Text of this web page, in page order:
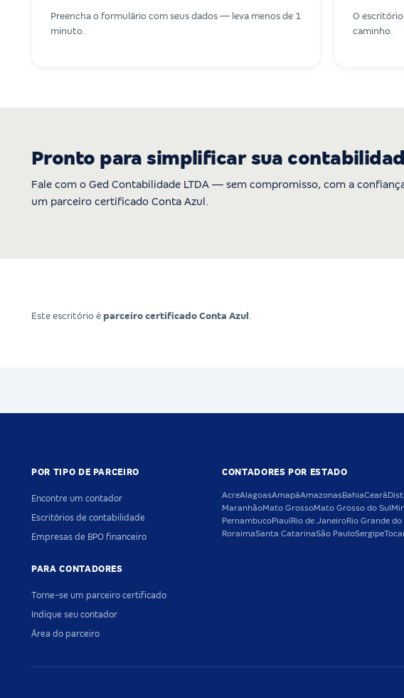
Preencha o formulário com seus dados — leva menos de 1
minuto.
O
caminho.
Pronto para simplificar sua
Fale com o Ged Contabilidade LTDA — sem compromisso, com a
um parceiro certificado Conta Azul.
Este escritório é parceiro certificado Conta Azul .
POR TIPO DE PARCEIRO
Encontre um contador
Escritórios de contabilidade
Empresas de BPO financeiro
PARA CONTADORES
Torne-se um parceiro certificado
Indique seu contador
Área do parceiro
CONTADORES POR ESTADO
AcreAlagoasAmapáAmazonasBahiaCeará
MaranhãoMato GrossoMato Grosso do Sul
PernambucoPiauíRio de JaneiroRio Grande
RoraimaSanta CatarinaSão PauloSergipe